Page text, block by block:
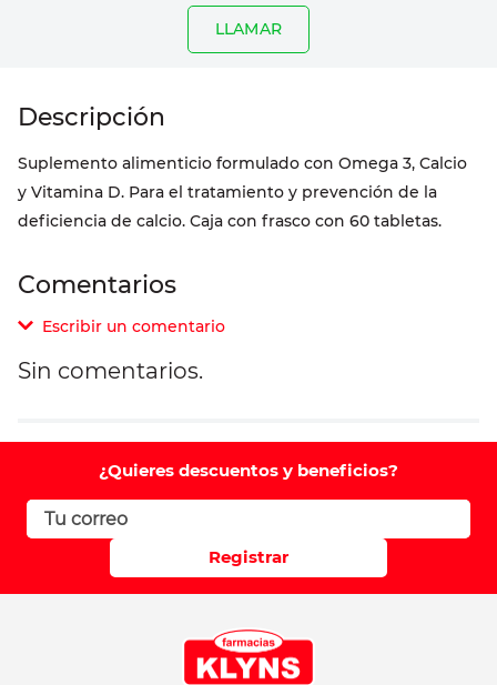
LLAMAR
Suplemento alimenticio formulado con Omega 3, Calcio
y Vitamina D. Para el tratamiento y prevención de la
deficiencia de calcio. Caja con frasco con 60 tabletas.
Comentarios
Escribir un comentario
Comentario
Califique el producto de 1 a 5 estrellas
Sin comentarios.
¿Quieres descuentos y beneficios?
Registrar